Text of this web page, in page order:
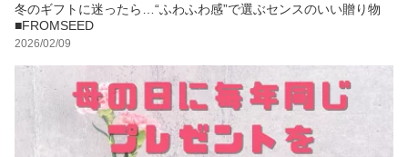
冬のギフトに迷ったら…“ふわふわ感”で選ぶセンスのいい贈り物
■FROMSEED
2026/02/09